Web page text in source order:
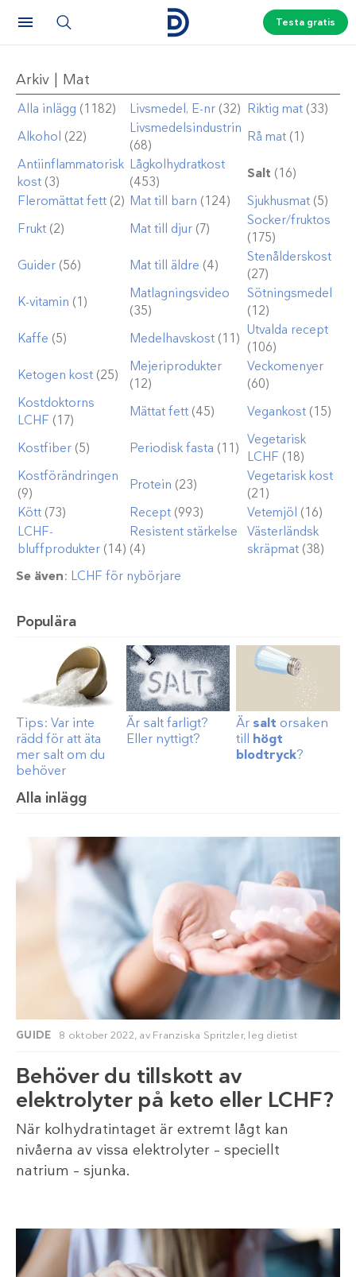
Testa gratis
Arkiv | Mat
Alla inlägg (1182) Livsmedel, E-nr (32) Riktig mat (33)
Alkohol (22)
Livsmedelsindustrin
(68)
Rå mat (1)
Antiinflammatorisk
kost (3)
Lågkolhydratkost
(453)
Salt (16)
Fleromättat fett (2) Mat till barn (124) Sjukhusmat (5)
Frukt (2) Mat till djur (7)
Socker/fruktos
(175)
Guider (56) Mat till äldre (4)
Stenålderskost
(27)
K-vitamin (1)
Matlagningsvideo
(35)
Sötningsmedel
(12)
Kaffe (5) Medelhavskost (11)
Utvalda recept
(106)
Ketogen kost (25)
Mejeriprodukter
(12)
Veckomenyer
(60)
Kostdoktorns
LCHF (17)
Mättat fett (45) Vegankost (15)
Kostfiber (5) Periodisk fasta (11)
Vegetarisk
LCHF (18)
Kostförändringen
(9)
Protein (23)
Vegetarisk kost
(21)
Kött (73) Recept (993) Vetemjöl (16)
LCHF-
bluffprodukter (14)
Resistent stärkelse
(4)
Västerländsk
skräpmat (38)
Se även: LCHF för nybörjare
Populära
Tips: Var inte
rädd för att äta
mer salt om du
behöver
Är salt farligt?
Eller nyttigt?
Är salt orsaken
till högt
blodtryck?
Alla inlägg
GUIDE 8 oktober 2022, av Franziska Spritzler, leg dietist
Behöver du tillskott av
elektrolyter på keto eller LCHF?
När kolhydratintaget är extremt lågt kan
nivåerna av vissa elektrolyter – speciellt
natrium – sjunka.